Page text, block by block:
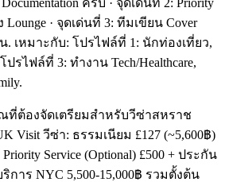
ครบ · จุดเด่นที่ 2: Priority
· จุดเด่นที่ 3: ทีมเขียน Cover
น. เหมาะกับ: โปรไฟล์ที่ 1: นักท่องเที่ยว,
รไฟล์ที่ 3: ทำงาน Tech/Healthcare,
ที่ต้องจัดเตรียมสำหรับวีซ่าสหราช
Visit วีซ่า: ธรรมเนียม £127 (~5,600฿)
Service (Optional) £500 + ประกัน
ริการ NYC 5,500-15,000฿ รวมตั้งต้น